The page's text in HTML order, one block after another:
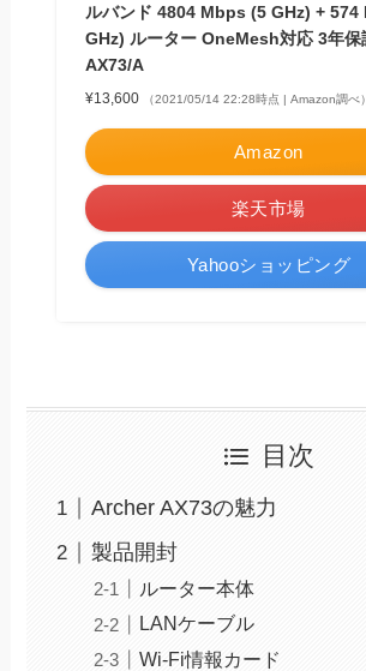
ルバンド 4804 Mbps (5 GHz) +
GHz) ルーター OneMesh対応 3年
AX73/A
¥13,600 （2021/05/14 22:28時点 | Amazon調べ）
Amazon
楽天市場
Yahooショッピング
目次
Archer AX73の魅力
製品開封
ルーター本体
LANケーブル
Wi-Fi情報カード